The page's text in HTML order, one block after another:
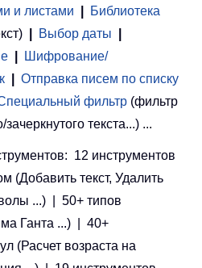
и листами
Библиотека
Выбор даты
Шифрование/
Отправка писем по списку
фильтр (фильтр
текста...) ...
12 инструментов
(Добавить текст, Удалить
...) | 50+ типов
Ганта ...) | 40+
(Расчет возраста на